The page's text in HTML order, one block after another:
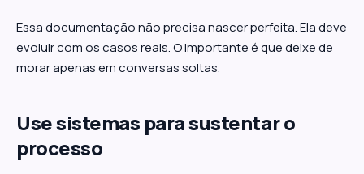
Essa documentação não precisa nascer perfeita. Ela deve
evoluir com os casos reais. O importante é que deixe de
morar apenas em conversas soltas.
Use sistemas para sustentar o
processo